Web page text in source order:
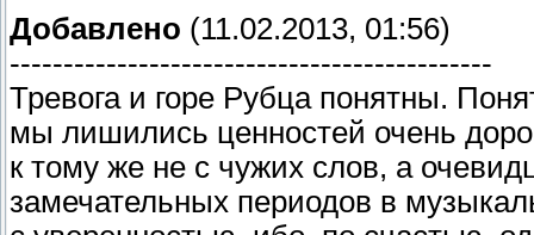
Добавлено (11.02.2013, 01:56)
---------------------------------------------
Тревога и горе Рубца понятны.
мы лишились ценностей очень
к тому же не с чужих слов, а
замечательных периодов в